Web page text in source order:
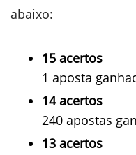
abaixo:
15 acertos
1 aposta
14 acertos
240 apostas
13 acertos